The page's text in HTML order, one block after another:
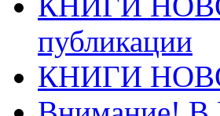
публикации
КНИГИ